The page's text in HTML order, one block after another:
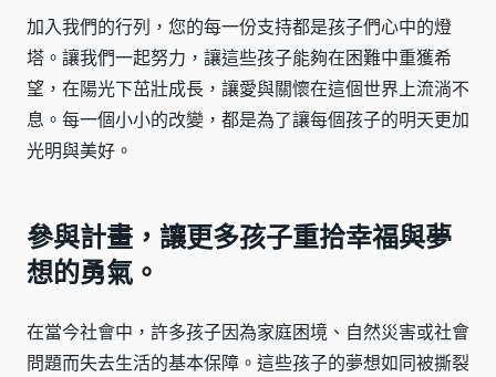
加入我們的行列，您的每一份支持都是孩子們心中的燈
塔。讓我們一起努力，讓這些孩子能夠在困難中重獲希
望，在陽光下茁壯成長，讓愛與關懷在這個世界上流淌不
息。每一個小小的改變，都是為了讓每個孩子的明天更加
光明與美好。
參與計畫，讓更多孩子重拾幸福與夢
想的勇氣。
在當今社會中，許多孩子因為家庭困境、自然災害或社會
問題而失去生活的基本保障。這些孩子的夢想如同被撕裂